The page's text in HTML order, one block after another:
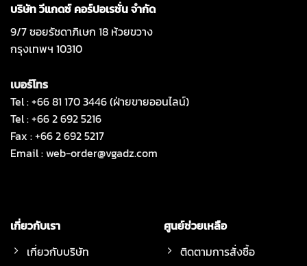
บริษัท วีแกดซ์ คอร์ปอเรชั่น จำกัด
9/7 ซอยรัชดาภิเษก 18 ห้วยขวาง
กรุงเทพฯ 10310
เบอร์โทร
Tel : +66 81 170 3446 (ฝ่ายขายออนไลน์)
Tel : +66 2 692 5216
Fax : +66 2 692 5217
Email :web-order@vgadz.com
เกี่ยวกับเรา
เกี่ยวกับบริษัท
ศูนย์ช่วยเหลือ
ติดตามการสั่งซื้อ